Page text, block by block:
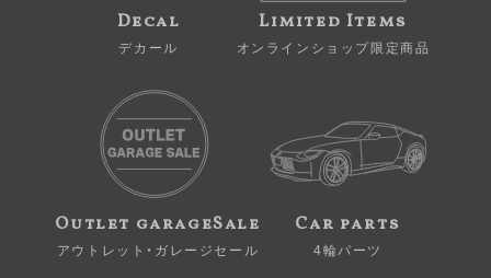
Decal
デカール
Limited Items
オンラインショップ限定商品
Outlet garageSale
アウトレット・ガレージセール
Car parts
4輪パーツ